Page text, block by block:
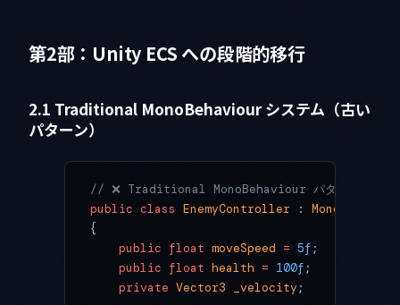
第2部：Unity ECS への段階的移行
2.1 Traditional MonoBehaviour システム（古い
パターン）
// ❌ Traditional MonoBehaviour パターン
public class EnemyController :
{
    public
float moveSpeed = 5f ;
    public
float health = 100f ;
    private
Vector3 _velocity ;